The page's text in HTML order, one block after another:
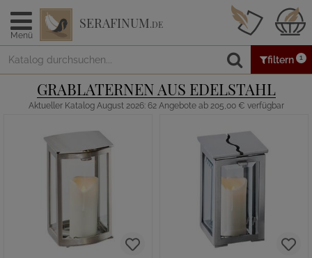
Menü
SERAFINUM.DE
filtern 1
GRABLATERNEN AUS EDELSTAHL
Aktueller Katalog August 2026: 62 Angebote ab 205,00 € verfügbar